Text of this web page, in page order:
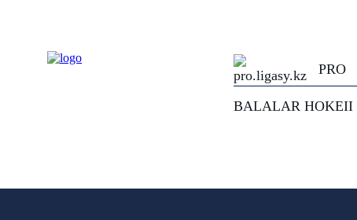
PRO
BALALAR HOKEII